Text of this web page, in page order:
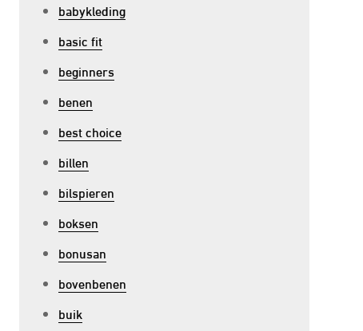
babykleding
basic fit
beginners
benen
best choice
billen
bilspieren
boksen
bonusan
bovenbenen
buik